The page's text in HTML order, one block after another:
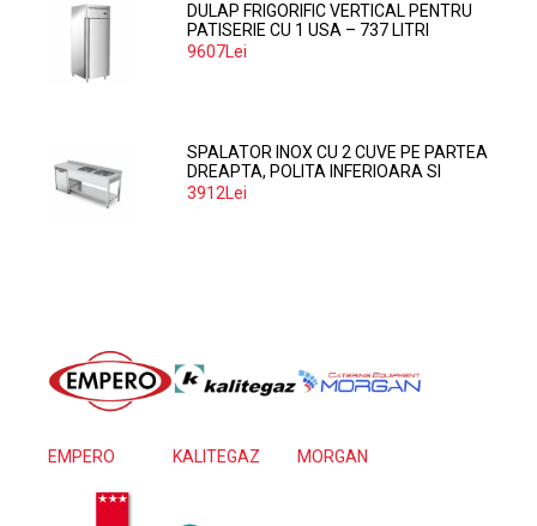
DULAP FRIGORIFIC VERTICAL PENTRU
PATISERIE CU 1 USA – 737 LITRI
9607Lei
SPALATOR INOX CU 2 CUVE PE PARTEA
DREAPTA, POLITA INFERIOARA SI
SPATIU MASINA SPALAT 160*70*85
3912Lei
EMPERO KALITEGAZ MORGAN